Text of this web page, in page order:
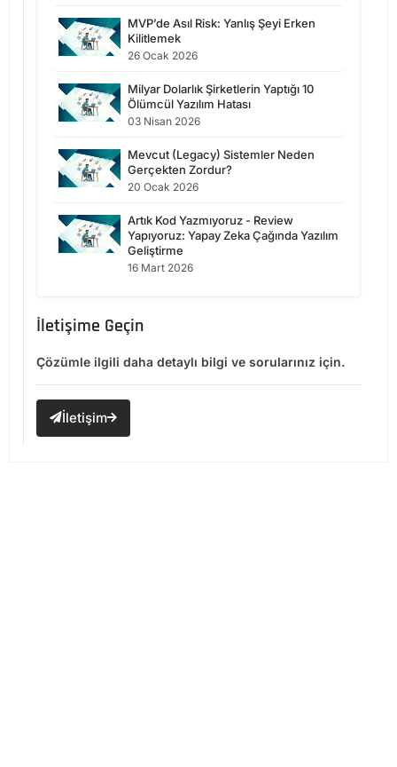
MVP’de Asıl Risk: Yanlış Şeyi Erken
Kilitlemek
26 Ocak 2026
Milyar Dolarlık Şirketlerin Yaptığı 10
Ölümcül Yazılım Hatası
03 Nisan 2026
Mevcut (Legacy) Sistemler Neden
Gerçekten Zordur?
20 Ocak 2026
Artık Kod Yazmıyoruz - Review
Yapıyoruz: Yapay Zeka Çağında Yazılım
Geliştirme
16 Mart 2026
İletişime Geçin
Çözümle ilgili daha detaylı bilgi ve sorularınız için.
İletişim